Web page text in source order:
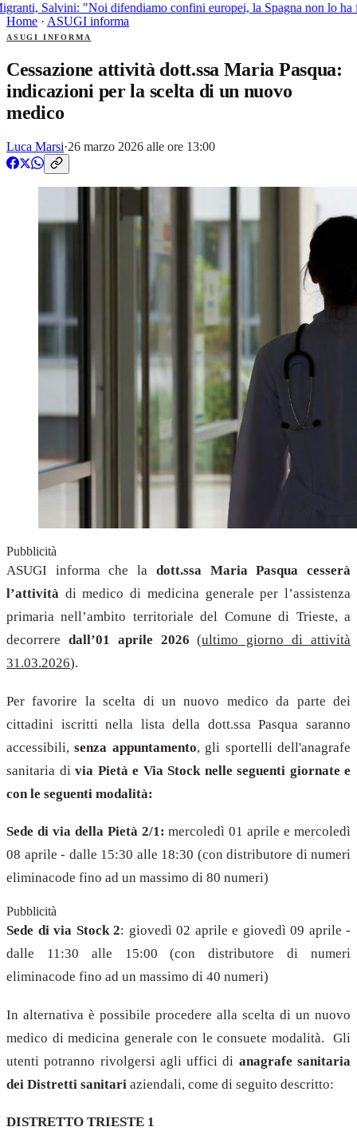
Salvini: "Noi difendiamo confini europei, la Spagna non lo
Home · ASUGI informa
ASUGI INFORMA
Cessazione attività dott.ssa Maria Pasqua:
indicazioni per la scelta di un nuovo
medico
Luca Marsi·26 marzo 2026 alle ore 13:00
Pubblicità
ASUGI informa che la dott.ssa Maria Pasqua cesserà
l’attività di medico di medicina generale per l’assistenza
primaria nell’ambito territoriale del Comune di Trieste, a
decorrere dall’01 aprile 2026 (ultimo giorno di attività
31.03.2026).
Per favorire la scelta di un nuovo medico da parte dei
cittadini iscritti nella lista della dott.ssa Pasqua saranno
accessibili,senza appuntamento, gli sportelli dell'anagrafe
sanitaria di via Pietà e Via Stock nelle seguenti giornate e
con le seguenti modalità:
Sede di via della Pietà 2/1: mercoledì 01 aprile e mercoledì
08 aprile - dalle 15:30 alle 18:30 (con distributore di numeri
eliminacode fino ad un massimo di 80 numeri)
Pubblicità
Sede di via Stock 2: giovedì 02 aprile e giovedì 09 aprile -
dalle 11:30 alle 15:00 (con distributore di numeri
eliminacode fino ad un massimo di 40 numeri)
In alternativa è possibile procedere alla scelta di un nuovo
medico di medicina generale con le consuete modalità. Gli
utenti potranno rivolgersi agli uffici di anagrafe sanitaria
dei Distretti sanitari aziendali, come di seguito descritto:
DISTRETTO TRIESTE 1